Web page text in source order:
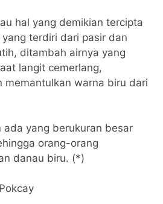
hal yang demikian tercipta
terdiri dari pasir dan
ditambah airnya yang
langit cemerlang,
memantulkan warna biru dari
ada yang berukuran besar
orang-orang
danau biru. (*)